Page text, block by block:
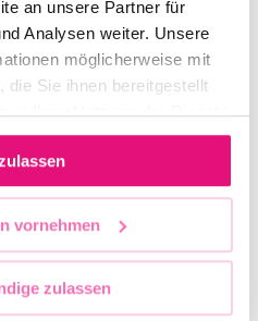
an unsere Partner für
Analysen weiter. Unsere
möglicherweise mit
die Sie ihnen bereitgestellt
Ihrer Nutzung der Dienste
vornehmen
zulassen
am